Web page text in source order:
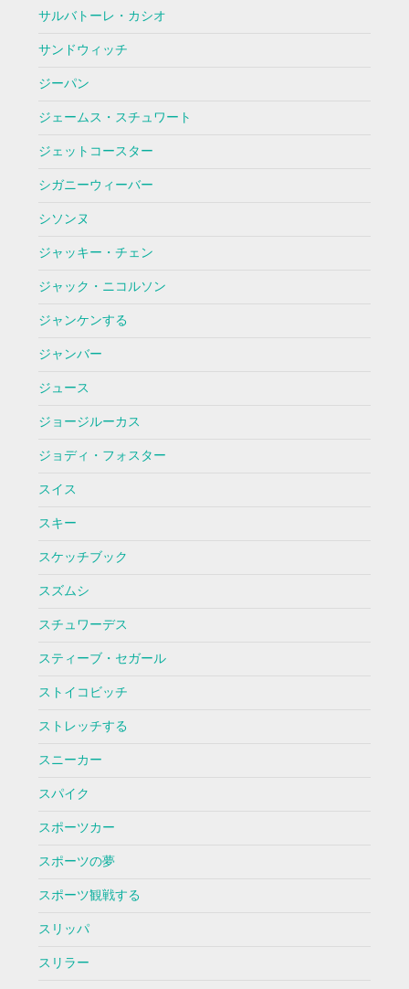
サルバトーレ・カシオ
サンドウィッチ
ジーパン
ジェームス・スチュワート
ジェットコースター
シガニーウィーバー
シソンヌ
ジャッキー・チェン
ジャック・ニコルソン
ジャンケンする
ジャンバー
ジュース
ジョージルーカス
ジョディ・フォスター
スイス
スキー
スケッチブック
スズムシ
スチュワーデス
スティーブ・セガール
ストイコビッチ
ストレッチする
スニーカー
スパイク
スポーツカー
スポーツの夢
スポーツ観戦する
スリッパ
スリラー